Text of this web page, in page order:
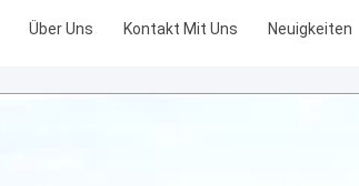
Über Uns Kontakt Mit Uns Neuigkeiten